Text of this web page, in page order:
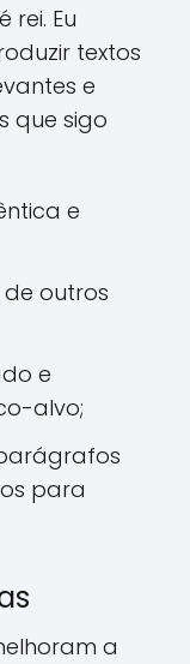
rei. Eu
textos
e
que sigo
e
outros
e
alvo;
para
a